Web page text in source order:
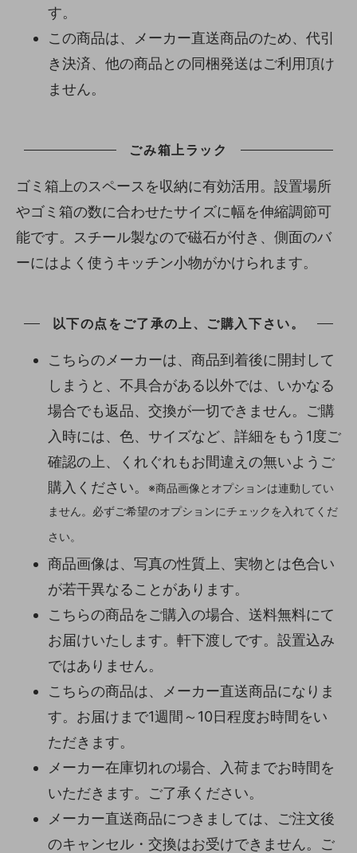
す。
この商品は、メーカー直送商品のため、代引
き決済、他の商品との同梱発送はご利用頂け
ません。
ごみ箱上ラック
ゴミ箱上のスペースを収納に有効活用。設置場所
やゴミ箱の数に合わせたサイズに幅を伸縮調節可
能です。スチール製なので磁石が付き、側面のバ
ーにはよく使うキッチン小物がかけられます。
以下の点をご了承の上、ご購入下さい。
こちらのメーカーは、商品到着後に開封して
しまうと、不具合がある以外では、いかなる
場合でも返品、交換が一切できません。ご購
入時には、色、サイズなど、詳細をもう1度ご
確認の上、くれぐれもお間違えの無いようご
購入ください。
※商品画像とオプションは連動してい
ません。必ずご希望のオプションにチェックを入れてくだ
さい。
商品画像は、写真の性質上、実物とは色合い
が若干異なることがあります。
こちらの商品をご購入の場合、送料無料にて
お届けいたします。軒下渡しです。設置込み
ではありません。
こちらの商品は、メーカー直送商品になりま
す。お届けまで1週間～10日程度お時間をい
ただきます。
メーカー在庫切れの場合、入荷までお時間を
いただきます。ご了承ください。
メーカー直送商品につきましては、ご注文後
のキャンセル・交換はお受けできません。ご